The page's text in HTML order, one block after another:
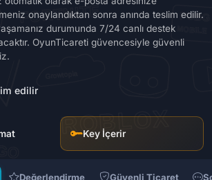
onaylandıktan sonra anında teslim edilir.
durumunda 7/24 canlı destek
OyunTicareti güvencesiyle güvenli
edilir
Key İçerir
Değerlendirme Güvenli Ticaret